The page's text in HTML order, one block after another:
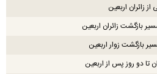
زائران اربعین
بازگشت زائران اربعین
تا دو روز پس از اربعین